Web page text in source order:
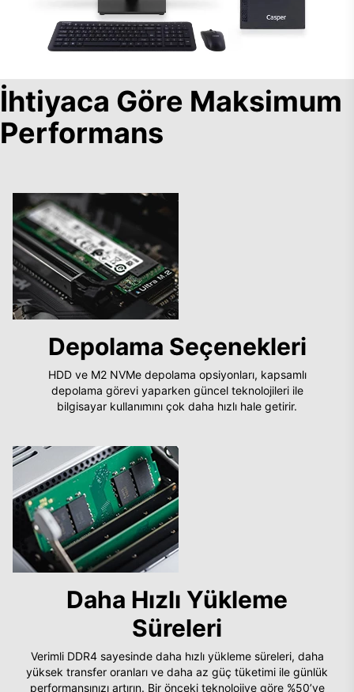
İhtiyaca Göre Maksimum
Performans
Depolama Seçenekleri
HDD ve M2 NVMe depolama opsiyonları, kapsamlı
depolama görevi yaparken güncel teknolojileri ile
bilgisayar kullanımını çok daha hızlı hale getirir.
Daha Hızlı Yükleme
Süreleri
Verimli DDR4 sayesinde daha hızlı yükleme süreleri, daha
yüksek transfer oranları ve daha az güç tüketimi ile günlük
performansınızı artırın. Bir önceki teknolojiye göre %50’ye